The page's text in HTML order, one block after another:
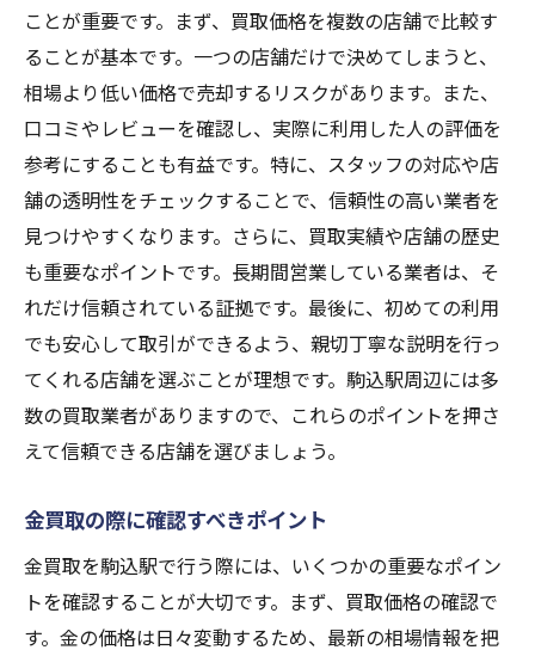
ことが重要です。まず、買取価格を複数の店舗で比較す
ることが基本です。一つの店舗だけで決めてしまうと、
相場より低い価格で売却するリスクがあります。また、
口コミやレビューを確認し、実際に利用した人の評価を
参考にすることも有益です。特に、スタッフの対応や店
舗の透明性をチェックすることで、信頼性の高い業者を
見つけやすくなります。さらに、買取実績や店舗の歴史
も重要なポイントです。長期間営業している業者は、そ
れだけ信頼されている証拠です。最後に、初めての利用
でも安心して取引ができるよう、親切丁寧な説明を行っ
てくれる店舗を選ぶことが理想です。駒込駅周辺には多
数の買取業者がありますので、これらのポイントを押さ
えて信頼できる店舗を選びましょう。
金買取の際に確認すべきポイント
金買取を駒込駅で行う際には、いくつかの重要なポイン
トを確認することが大切です。まず、買取価格の確認で
す。金の価格は日々変動するため、最新の相場情報を把